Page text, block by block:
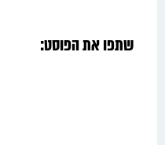
שתפו את הפוסט: